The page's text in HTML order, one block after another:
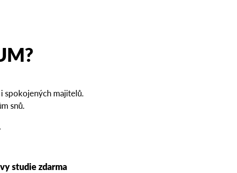
spokojených majitelů.
snů.
studie zdarma